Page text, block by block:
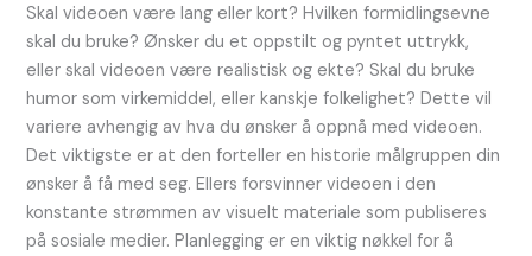
Skal videoen være lang eller kort? Hvilken formidlingsevne
skal du bruke? Ønsker du et oppstilt og pyntet uttrykk,
eller skal videoen være realistisk og ekte? Skal du bruke
humor som virkemiddel, eller kanskje folkelighet? Dette vil
variere avhengig av hva du ønsker å oppnå med videoen.
Det viktigste er at den forteller en historie målgruppen din
ønsker å få med seg. Ellers forsvinner videoen i den
konstante strømmen av visuelt materiale som publiseres
på sosiale medier. Planlegging er en viktig nøkkel for å